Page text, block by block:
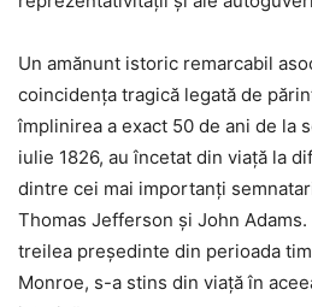
Un amănunt istoric remarcabil
coincidența tragică legată de
împlinirea a exact 50 de ani de la
iulie 1826, au încetat din viață la
dintre cei mai importanți
Thomas Jefferson și John Adams.
treilea președinte din perioada
Monroe, s-a stins din viață în